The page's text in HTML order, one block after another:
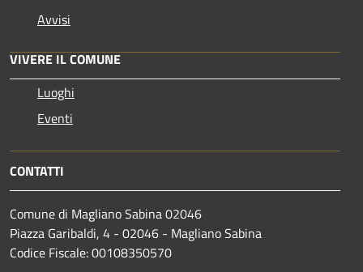
Avvisi
VIVERE IL COMUNE
Luoghi
Eventi
CONTATTI
Comune di Magliano Sabina 02046
Piazza Garibaldi, 4 - 02046 - Magliano Sabina
Codice Fiscale: 00108350570